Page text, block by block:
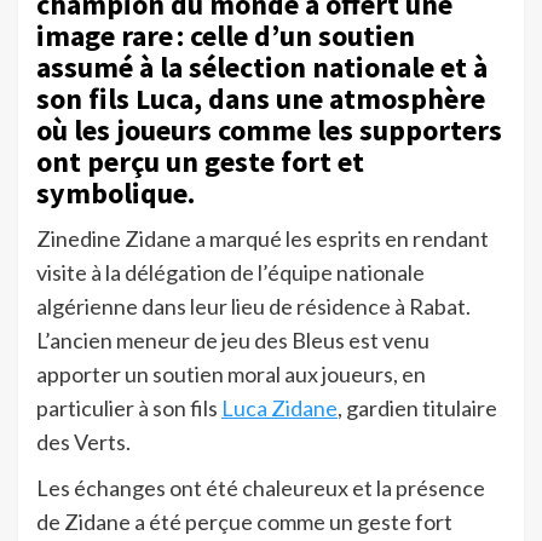
image rare : celle d’un soutien
assumé à la sélection nationale et à
son fils Luca, dans une atmosphère
où les joueurs comme les supporters
ont perçu un geste fort et
symbolique.
Zinedine Zidane a marqué les esprits en rendant
visite à la délégation de l’équipe nationale
algérienne dans leur lieu de résidence à Rabat.
L’ancien meneur de jeu des Bleus est venu
apporter un soutien moral aux joueurs, en
particulier à son fils Luca Zidane, gardien titulaire
des Verts.
Les échanges ont été chaleureux et la présence
de Zidane a été perçue comme un geste fort